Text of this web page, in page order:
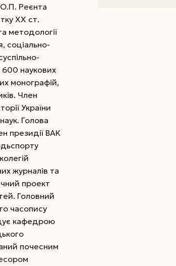
О.П. Реєнта
XX ст.
методології
соціально-
600 наукових
монографій,
Член
України
Голова
президії ВАК
журналів та
проект
Головний
часопису
кафедрою
почесним